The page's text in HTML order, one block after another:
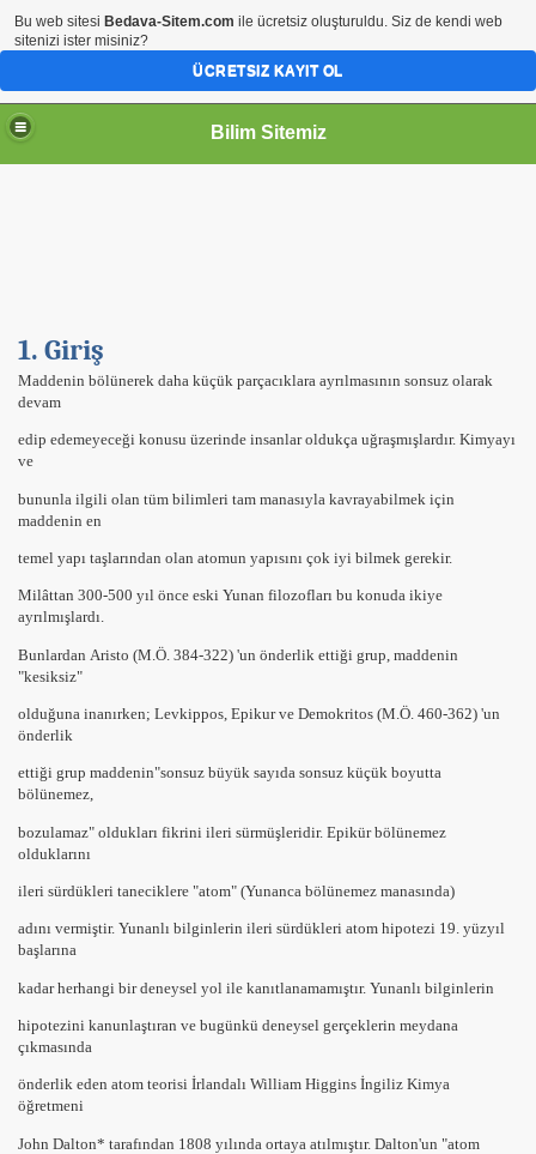
Bilim Sitemiz
1. Giriş
Maddenin bölünerek daha küçük parçacıklara ayrılmasının sonsuz olarak
devam
edip edemeyeceği konusu üzerinde insanlar oldukça uğraşmışlardır. Kimyayı
ve
bununla ilgili olan tüm bilimleri tam manasıyla kavrayabilmek için
maddenin en
temel yapı taşlarından olan atomun yapısını çok iyi bilmek gerekir.
Milâttan 300-500 yıl önce eski Yunan filozofları bu konuda ikiye
ayrılmışlardı.
Bunlardan Aristo (M.Ö. 384-322) 'un önderlik ettiği grup, maddenin
"kesiksiz"
olduğuna inanırken; Levkippos Epikurve Demokritos (M.Ö. 460-362) 'un
önderlik
ettiği grup maddenin"sonsuz büyük sayıda sonsuz küçük boyutta
bölünemez,
bozulamaz" oldukları fikrini ileri sürmüşleridir. Epikür bölünemez
olduklarını
ileri sürdükleri taneciklere "atom" (Yunanca bölünemez manasında)
adını vermiştir. Yunanlı bilginlerin ileri sürdükleri atom hipotezi 19. yüzyıl
başlarına
kadar herhangi bir deneysel yol ile kanıtlanamamıştır. Yunanlı bilginlerin
hipotezini kanunlaştıran ve bugünkü deneysel gerçeklerin meydana
çıkmasında
önderlik eden atom teorisi İrlandalı William Higgins İngiliz Kimya
öğretmeni
John Dalton* tarafından 1808 yılında ortaya atılmıştır. Dalton'un "atom
Bu web sitesi Bedava-Sitem.com ile ücretsiz oluşturuldu. Siz de kendi web
sitenizi ister misiniz?
ÜCRETSIZ KAYIT OL